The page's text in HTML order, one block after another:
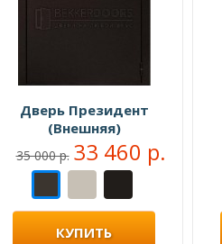
Дверь Президент
(Внешняя)
35 000 р. 33 460 р.
КУПИТЬ